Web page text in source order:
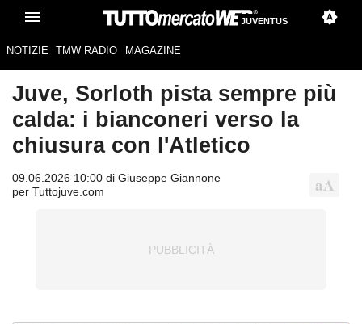
JUVENTUS
NOTIZIE TMW RADIO MAGAZINE
Juve, Sorloth pista sempre più
calda: i bianconeri verso la
chiusura con l'Atletico
09.06.2026 10:00 di Giuseppe Giannone
per Tuttojuve.com